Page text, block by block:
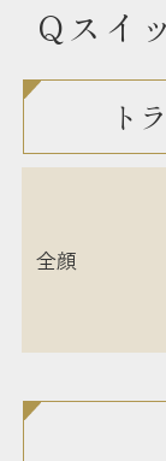
Qスイ
ト
全顔